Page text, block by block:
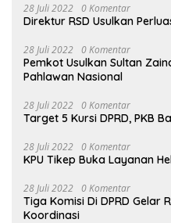
28 Juli 2022 0 Komentar
Direktur RSD Usulkan
28 Juli 2022 0 Komentar
Pemkot Usulkan Sultan
Pahlawan Nasional
28 Juli 2022 0 Komentar
Target 5 Kursi DPRD, PKB
28 Juli 2022 0 Komentar
KPU Tikep Buka Layanan
28 Juli 2022 0 Komentar
Tiga Komisi Di DPRD Gelar
Koordinasi